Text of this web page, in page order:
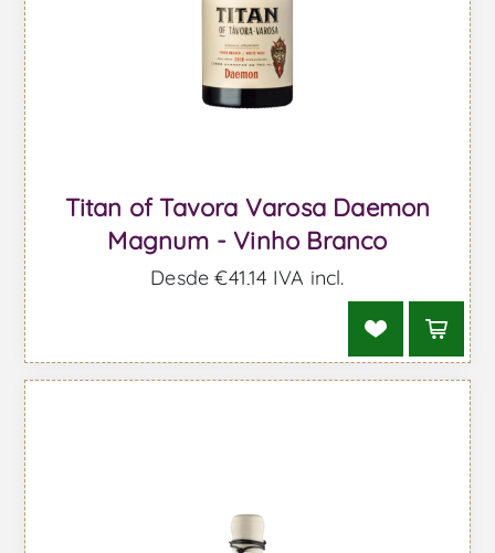
Titan of Tavora Varosa Daemon
Magnum - Vinho Branco
Desde €41,14 IVA incl.